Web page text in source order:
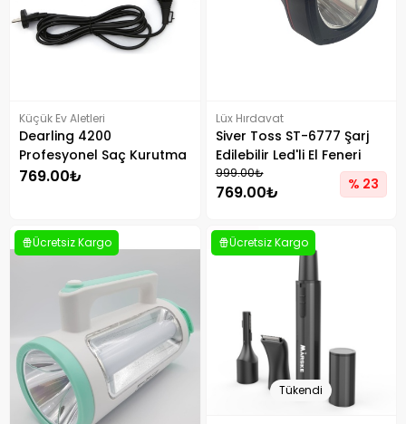
Küçük Ev Aletleri
Dearling 4200
Profesyonel Saç Kurutma
Makinesi
769.00₺
Lüx Hırdavat
Siver Toss ST-6777 Şarj
Edilebilir Led'li El Feneri
999.00₺
769.00₺ % 23
Ücretsiz Kargo Ücretsiz Kargo
Tükendi